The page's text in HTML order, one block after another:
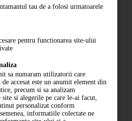
si conditii
de confidentialitate
ANPC
tau de a folosi urmatoarele
pentru functionarea site-ului
sa numaram utilizatorii care
accesat este un anumit element din
precum si sa analizam
si alegerile pe care le-ai facut,
personalizat conform
informatiile colectate ne